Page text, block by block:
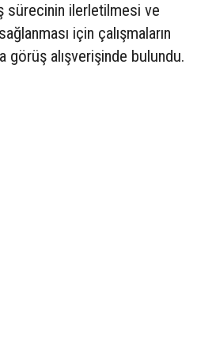
sürecinin ilerletilmesi ve
için çalışmaların
alışverişinde bulundu.